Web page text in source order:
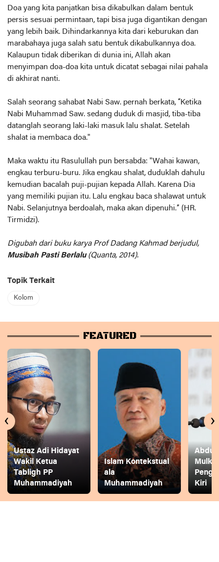
Doa yang kita panjatkan bisa dikabulkan dalam bentuk
persis sesuai permintaan, tapi bisa juga digantikan dengan
yang lebih baik. Dihindarkannya kita dari keburukan dan
marabahaya juga salah satu bentuk dikabulkannya doa.
Kalaupun tidak diberikan di dunia ini, Allah akan
menyimpan doa-doa kita untuk dicatat sebagai nilai pahala
di akhirat nanti.
Salah seorang sahabat Nabi Saw. pernah berkata, “Ketika
Nabi Muhammad Saw. sedang duduk di masjid, tiba-tiba
datanglah seorang laki-laki masuk lalu shalat. Setelah
shalat ia membaca doa."
Maka waktu itu Rasulullah pun bersabda: "Wahai kawan,
engkau terburu-buru. Jika engkau shalat, duduklah dahulu
kemudian bacalah puji-pujian kepada Allah. Karena Dia
yang memiliki pujian itu. Lalu engkau baca shalawat untuk
Nabi. Selanjutnya berdoalah, maka akan dipenuhi.” (HR.
Tirmidzi).
Digubah dari buku karya Prof Dadang Kahmad berjudul,
Musibah Pasti Berlalu(Quanta, 2014).
Topik Terkait
Kolom
FEATURED
Ustaz Adi Hidayat
Wakil Ketua
Tabligh PP
Muhammadiyah
Islam Kontekstual
ala
Muhammadiyah
Abdul
Kiri
‹ ›